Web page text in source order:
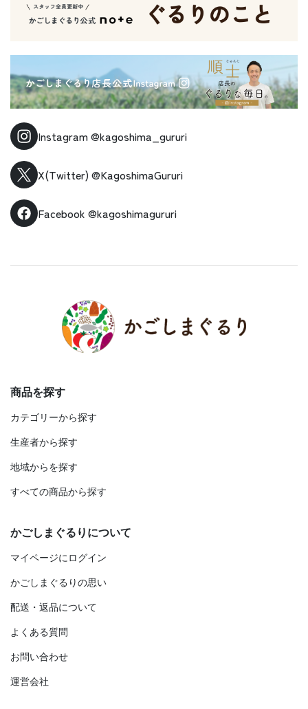
Instagram@kagoshima_gururi
X(Twitter) @KagoshimaGururi
Facebook @kagoshimagururi
商品を探す
カテゴリーから探す
生産者から探す
地域からを探す
すべての商品から探す
かごしまぐるりについて
マイページにログイン
かごしまぐるりの思い
配送・返品について
よくある質問
お問い合わせ
運営会社